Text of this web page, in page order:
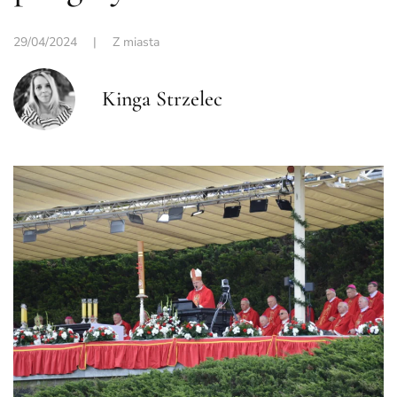
29/04/2024 | Z miasta
Kinga Strzelec